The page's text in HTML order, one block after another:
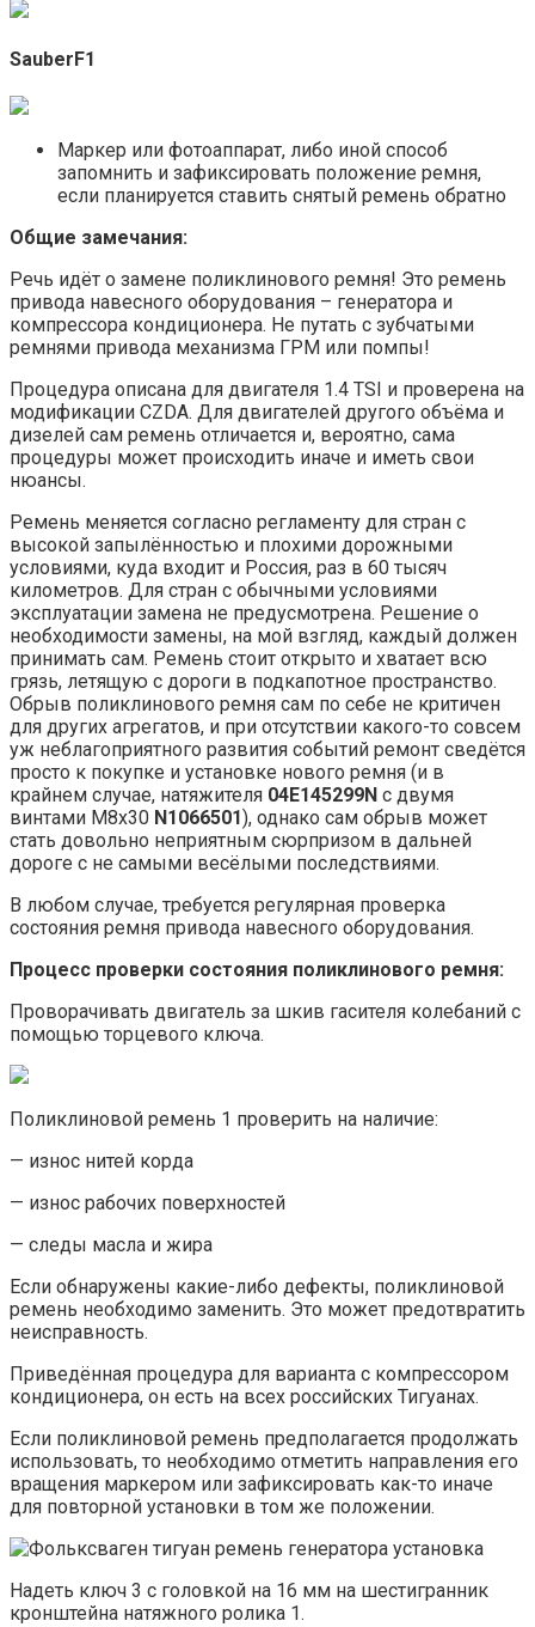
SauberF1
Маркер или фотоаппарат, либо иной способ
запомнить и зафиксировать положение ремня,
если планируется ставить снятый ремень обратно
Общие замечания:
Речь идёт о замене поликлинового ремня! Это ремень
привода навесного оборудования – генератора и
компрессора кондиционера. Не путать с зубчатыми
ремнями привода механизма ГРМ или помпы!
Процедура описана для двигателя 1.4 TSI и проверена на
модификации CZDA. Для двигателей другого объёма и
дизелей сам ремень отличается и, вероятно, сама
процедуры может происходить иначе и иметь свои
нюансы.
Ремень меняется согласно регламенту для стран с
высокой запылённостью и плохими дорожными
условиями, куда входит и Россия, раз в 60 тысяч
километров. Для стран с обычными условиями
эксплуатации замена не предусмотрена. Решение о
необходимости замены, на мой взгляд, каждый должен
принимать сам. Ремень стоит открыто и хватает всю
грязь, летящую с дороги в подкапотное пространство.
Обрыв поликлинового ремня сам по себе не критичен
для других агрегатов, и при отсутствии какого-то совсем
уж неблагоприятного развития событий ремонт сведётся
просто к покупке и установке нового ремня (и в
крайнем случае, натяжителя 04E145299N с двумя
винтами M8x30 N1066501), однако сам обрыв может
стать довольно неприятным сюрпризом в дальней
дороге с не самыми весёлыми последствиями.
В любом случае, требуется регулярная проверка
состояния ремня привода навесного оборудования.
Процесс проверки состояния поликлинового ремня:
Проворачивать двигатель за шкив гасителя колебаний с
помощью торцевого ключа.
Поликлиновой ремень 1 проверить на наличие:
— износ нитей корда
— износ рабочих поверхностей
— следы масла и жира
Если обнаружены какие-либо дефекты, поликлиновой
ремень необходимо заменить. Это может предотвратить
неисправность.
Приведённая процедура для варианта с компрессором
кондиционера, он есть на всех российских Тигуанах.
Если поликлиновой ремень предполагается продолжать
использовать, то необходимо отметить направления его
вращения маркером или зафиксировать как-то иначе
для повторной установки в том же положении.
Надеть ключ 3 с головкой на 16 мм на шестигранник
кронштейна натяжного ролика 1.